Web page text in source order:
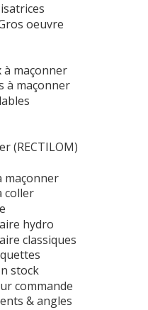
oeuvre
à maçonner
à maçonner
(RECTILOM)
maçonner
coller
hydro
classiques
stock
commande
& angles